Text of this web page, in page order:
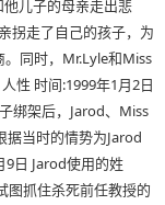
儿子的母亲走出悲
拐走了自己的孩子，为
同时，Mr.Lyle和Miss
性 时间:1999年1月2日
绑架后，Jarod、Miss
据当时的情势为Jarod
9日 Jarod使用的姓
图抓住杀死前任教授的